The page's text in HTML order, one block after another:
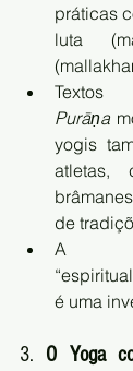
práticas
luta
Purāṇa
yogis
atletas,
de
A
é uma
3. O Yoga